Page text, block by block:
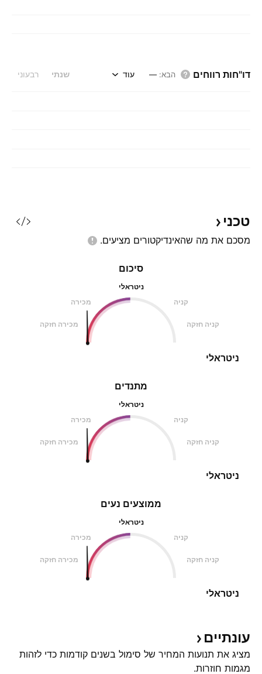
דו"חות רווחים הבא:
— שנתי רבעוני עוד
טכני
מסכם את מה שהאינדיקטורים מציעים.
מתנדים
ניטראלי
מכירה
קניה
מכירה חזקה קניה חזקה
ניטראלי
סיכום
ניטראלי
מכירה
קניה
מכירה חזקה קניה חזקה
ניטראלי
ממוצעים נעים
ניטראלי
מכירה
קניה
מכירה חזקה קניה חזקה
ניטראלי
עונתיים
מציג את תנועות המחיר של סימול בשנים קודמות כדי לזהות
מגמות חוזרות.